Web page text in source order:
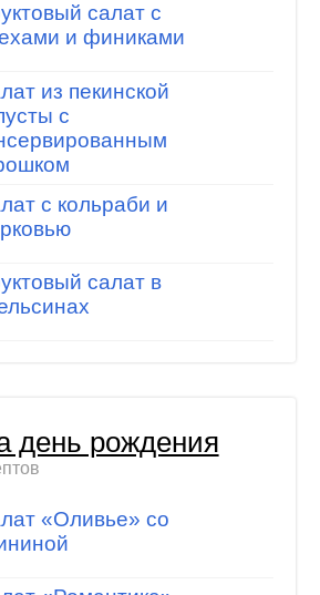
салат с
и финиками
из пекинской
с
с кольраби и
салат в
день рождения
«Оливье» со